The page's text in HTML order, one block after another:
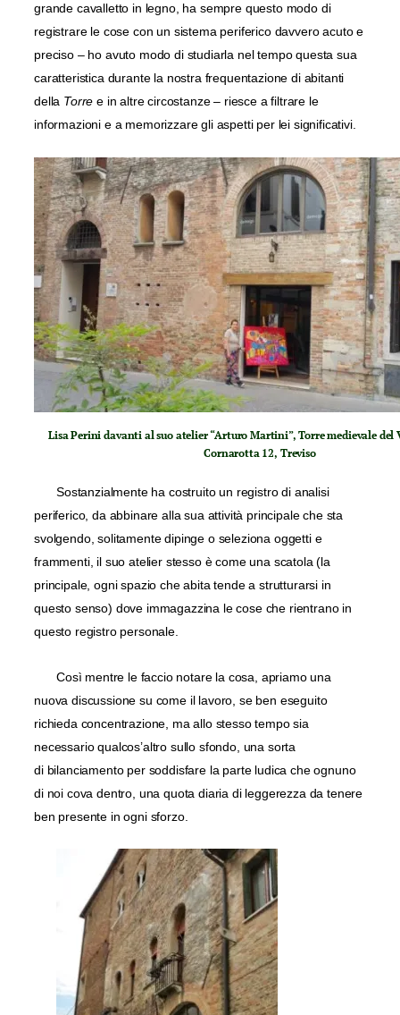
grande cavalletto in legno, ha sempre questo modo di
registrare le cose con un sistema periferico davvero acuto e
preciso – ho avuto modo di studiarla nel tempo questa sua
caratteristica durante la nostra frequentazione di abitanti
della Torre e in altre circostanze – riesce a filtrare le
informazioni e a memorizzare gli aspetti per lei significativi.
Lisa Perini davanti al suo atelier “Arturo Martini”, Torre medievale del
Cornarotta 12, Treviso
Sostanzialmente ha costruito un registro di analisi
periferico, da abbinare alla sua attività principale che sta
svolgendo, solitamente dipinge o seleziona oggetti e
frammenti, il suo atelier stesso è come una scatola (la
principale, ogni spazio che abita tende a strutturarsi in
questo senso) dove immagazzina le cose che rientrano in
questo registro personale.
Così mentre le faccio notare la cosa, apriamo una
nuova discussione su come il lavoro, se ben eseguito
richieda concentrazione, ma allo stesso tempo sia
necessario qualcos’altro sullo sfondo, una sorta
di bilanciamento per soddisfare la parte ludica che ognuno
di noi cova dentro, una quota diaria di leggerezza da tenere
ben presente in ogni sforzo.